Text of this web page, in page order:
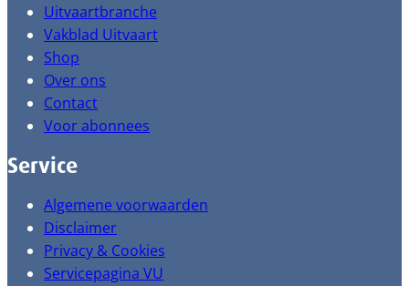
Uitvaartbranche
Vakblad Uitvaart
Shop
Over ons
Contact
Voor abonnees
Service
Algemene voorwaarden
Disclaimer
Privacy & Cookies
Servicepagina VU